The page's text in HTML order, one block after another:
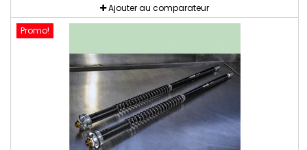
Ajouter au comparateur
Promo!